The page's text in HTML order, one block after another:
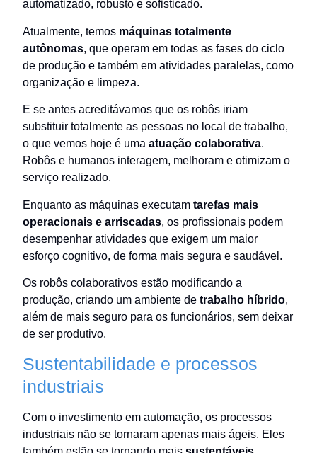
automatizado, robusto e sofisticado.
Atualmente, temos máquinas totalmente
autônomas, que operam em todas as fases do ciclo
de produção e também em atividades paralelas, como
organização e limpeza.
E se antes acreditávamos que os robôs iriam
substituir totalmente as pessoas no local de trabalho,
o que vemos hoje é uma atuação colaborativa.
Robôs e humanos interagem, melhoram e otimizam o
serviço realizado.
Enquanto as máquinas executam tarefas mais
operacionais e arriscadas, os profissionais podem
desempenhar atividades que exigem um maior
esforço cognitivo, de forma mais segura e saudável.
Os robôs colaborativos estão modificando a
produção, criando um ambiente de trabalho híbrido,
além de mais seguro para os funcionários, sem deixar
de ser produtivo.
Sustentabilidade e processos
industriais
Com o investimento em automação, os processos
industriais não se tornaram apenas mais ágeis. Eles